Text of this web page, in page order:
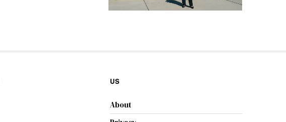
US
About